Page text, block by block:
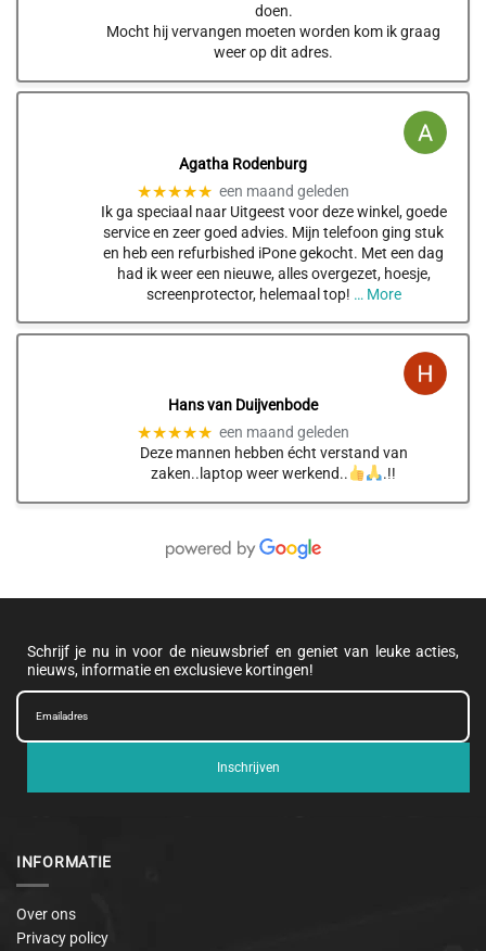
doen.
Mocht hij vervangen moeten worden kom ik graag
weer op dit adres.
Agatha Rodenburg
★★★★★ een maand geleden
Ik ga speciaal naar Uitgeest voor deze winkel, goede
service en zeer goed advies. Mijn telefoon ging stuk
en heb een refurbished iPone gekocht. Met een dag
had ik weer een nieuwe, alles overgezet, hoesje,
screenprotector, helemaal top! … More
Hans van Duijvenbode
★★★★★ een maand geleden
Deze mannen hebben écht verstand van
zaken..laptop weer werkend..
.!!
Schrijf je nu in voor de nieuwsbrief en geniet van leuke acties,
nieuws, informatie en exclusieve kortingen!
Inschrijven
INFORMATIE
Over ons
Privacy policy